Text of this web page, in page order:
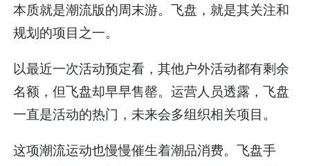
本质就是潮流版的周末游。飞盘，就是其关注和
规划的项目之一。
以最近一次活动预定看，其他户外活动都有剩余
名额，但飞盘却早早售罄。运营人员透露，飞盘
一直是活动的热门，未来会多组织相关项目。
这项潮流运动也慢慢催生着潮品消费。飞盘手